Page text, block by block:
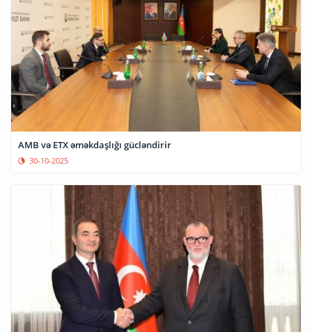
AMB və ETX əməkdaşlığı gücləndirir
30-10-2025